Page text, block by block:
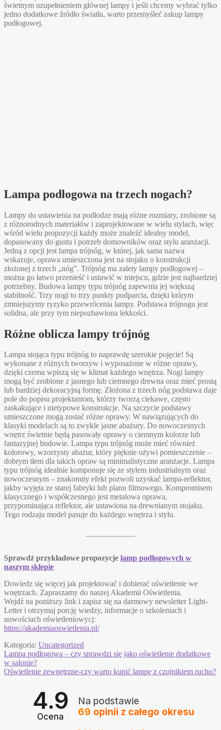
świetnym uzupełnieniem głównej lampy i jeśli chcemy wybrać tylko
jedno dodatkowe źródło światła, warto przemyśleć zakup lampy
podłogowej.
Lampa podłogowa na trzech nogach?
Lampy do ustawienia na podłodze mają różne rozmiary, zrobione są
z różnorodnych materiałów i zaprojektowane w wielu stylach, więc
wśród wielu propozycji każdy może znaleźć idealny model,
dopasowany do gustu i potrzeb domowników oraz stylu aranżacji.
Jedną z opcji jest lampa trójnóg, w której, jak sama nazwa
wskazuje, oprawa umieszczona jest na stojaku o konstrukcji
złożonej z trzech „nóg”. Trójnóg ma zalety lampy podłogowej –
można go łatwo przenieść i ustawić w miejscu, gdzie jest najbardziej
potrzebny. Budowa lampy typu trójnóg zapewnia jej większą
stabilność. Trzy nogi to trzy punkty podparcia, dzięki którym
zmniejszymy ryzyko przewrócenia lampy. Podstawa trójnogu jest
solidna, ale przy tym niepozbawiona lekkości.
Różne oblicza lampy trójnóg
Lampa stojąca typu trójnóg to naprawdę szerokie pojęcie! Są
wykonane z różnych tworzyw i wyposażone w różne oprawy,
dzięki czemu wpiszą się w klimat każdego wnętrza. Nogi lampy
mogą być zrobione z jasnego lub ciemnego drewna oraz mieć prostą
lub bardziej dekoracyjną formę. Złożona z trzech nóg podstawa daje
pole do popisu projektantom, którzy tworzą ciekawe, często
zaskakujące i nietypowe konstrukcje. Na szczycie podstawy
umieszczone mogą zostać różne oprawy. W nawiązujących do
klasyki modelach są to zwykle jasne abażury. Do nowoczesnych
wnętrz świetnie będą pasowały oprawy o ciemnym kolorze lub
fantazyjnej budowie. Lampa typu trójnóg może mieć również
kolorowy, wzorzysty abażur, który pięknie ożywi pomieszczenie –
dobrym tłem dla takich opraw są minimalistyczne aranżacje. Lampa
typu trójnóg idealnie komponuje się ze stylem industrialnym oraz
nowoczesnym – znakomity efekt pozwoli uzyskać lampa-reflektor,
jakby wyjęta ze starej fabryki lub planu filmowego. Kompromisem
klasycznego i współczesnego jest metalowa oprawa,
przypominająca reflektor, ale ustawiona na drewnianym stojaku.
Tego rodzaju model pasuje do każdego wnętrza i stylu.
Sprawdź przykładowe propozycje lamp podłogowych w
naszym sklepie
Dowiedz się więcej jak projektować i dobierać oświetlenie we
wnętrzach. Zapraszamy do naszej Akademii Oświetlenia.
Wejdź na poniższy link i zapisz się na darmowy newsletter Light-
Letter i otrzymaj porcję wiedzy, informacje o szkoleniach i
nowościach oświetleniowycj:
https://akademiaoswietlenia.pl/
Kategoria: Uncategorized
Nawigacja
wpisu
Poprzedni
wpis:
Lampa podłogowa – czy sprawdzi się jako oświetlenie dodatkowe
w salonie?
Następny
Oświetlenie zewnętrzne-czy warto kupić lampę z czujnikiem ruchu?
4.9
Ocena
Na podstawie
69 opinii z całego okresu